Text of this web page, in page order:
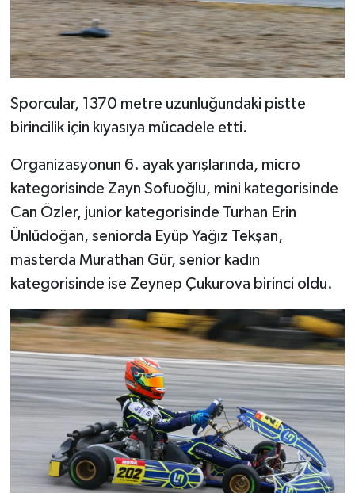
Sporcular, 1370 metre uzunluğundaki pistte
birincilik için kıyasıya mücadele etti.
Organizasyonun 6. ayak yarışlarında, micro
kategorisinde Zayn Sofuoğlu, mini kategorisinde
Can Özler, junior kategorisinde Turhan Erin
Ünlüdoğan, seniorda Eyüp Yağız Tekşan,
masterda Murathan Gür, senior kadın
kategorisinde ise Zeynep Çukurova birinci oldu.